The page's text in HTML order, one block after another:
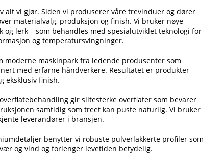
alt vi gjør. Siden vi produserer våre trevinduer og dører
materialvalg, produksjon og finish. Vi bruker nøye
og lerk – som behandles med spesialutviklet teknologi for
og temperatursvingninger.
moderne maskinpark fra ledende produsenter som
med erfarne håndverkere. Resultatet er produkter
eksklusiv finish.
gir slitesterke overflater som bevarer
samtidig som treet kan puste naturlig. Vi bruker
leverandører i bransjen.
benytter vi robuste pulverlakkerte profiler som
og vind og forlenger levetiden betydelig.